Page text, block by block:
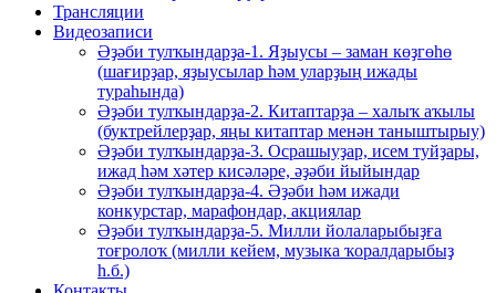
Трансляции
Видеозаписи
Әҙәби тулҡындарҙа-1. Яҙыусы – заман көҙгөһө
(шағирҙар, яҙыусылар һәм уларҙың ижады
тураһында)
Әҙәби тулҡындарҙа-2. Китаптарҙа – халыҡ аҡылы
(буктрейлерҙар, яңы китаптар менән таныштырыу)
Әҙәби тулҡындарҙа-3. Осрашыуҙар, исем туйҙары,
ижад һәм хәтер кисәләре, әҙәби йыйындар
Әҙәби тулҡындарҙа-4. Әҙәби һәм ижади
конкурстар, марафондар, акциялар
Әҙәби тулҡындарҙа-5. Милли йолаларыбыҙға
тоғролоҡ (милли кейем, музыка ҡоралдарыбыҙ
һ.б.)